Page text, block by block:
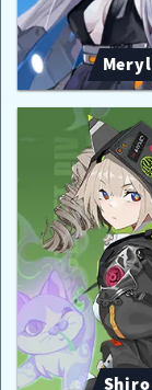
Meryl
Shiro